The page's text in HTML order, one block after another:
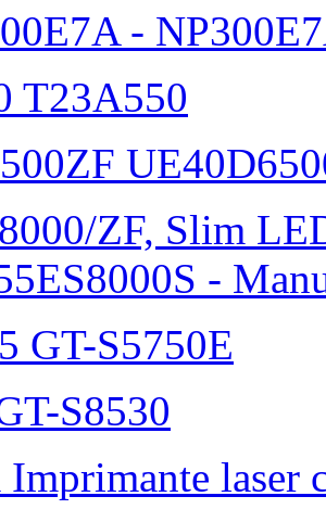
-
T23A550
ZF, Slim
-
GT-S5750E
S8530
Imprimante laser